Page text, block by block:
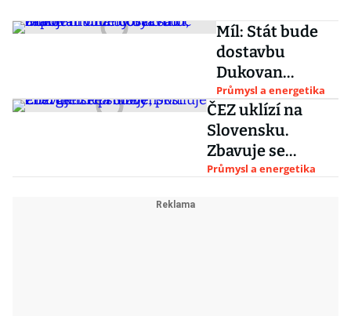
Míl: Stát bude
dostavbu
Dukovan
financovat sám,
zapojení ČEZ by
bylo moc drahé
Průmysl a energetika
ČEZ uklízí na
Slovensku.
Zbavuje se
prodeje, posiluje
Průmysl a energetika